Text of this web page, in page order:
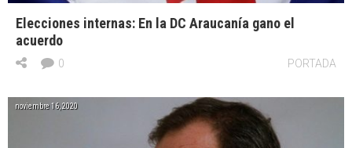
Elecciones internas: En la DC Araucanía gano el
acuerdo
PORTADA
0
noviembre 16, 2020